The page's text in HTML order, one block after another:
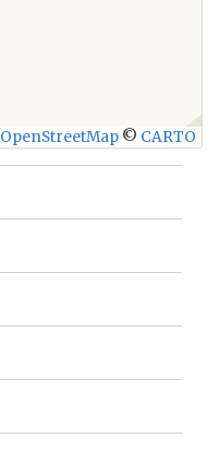
OpenStreetMap © CARTO